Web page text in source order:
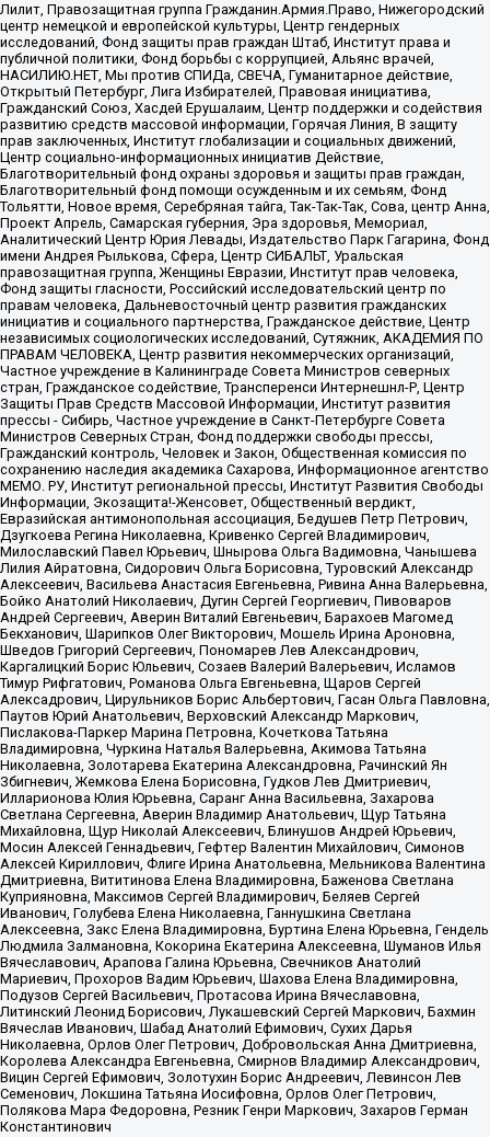
Лилит, Правозащитная группа Гражданин.Армия.Право, Нижегородский
центр немецкой и европейской культуры, Центр гендерных
исследований, Фонд защиты прав граждан Штаб, Институт права и
публичной политики, Фонд борьбы с коррупцией, Альянс врачей,
НАСИЛИЮ.НЕТ, Мы против СПИДа, СВЕЧА, Гуманитарное действие,
Открытый Петербург, Лига Избирателей, Правовая инициатива,
Гражданский Союз, Хасдей Ерушалаим, Центр поддержки и содействия
развитию средств массовой информации, Горячая Линия, В защиту
прав заключенных, Институт глобализации и социальных движений,
Центр социально-информационных инициатив Действие,
Благотворительный фонд охраны здоровья и защиты прав граждан,
Благотворительный фонд помощи осужденным и их семьям, Фонд
Тольятти, Новое время, Серебряная тайга, Так-Так-Так, Сова, центр Анна,
Проект Апрель, Самарская губерния, Эра здоровья, Мемориал,
Аналитический Центр Юрия Левады, Издательство Парк Гагарина, Фонд
имени Андрея Рылькова, Сфера, Центр СИБАЛЬТ, Уральская
правозащитная группа, Женщины Евразии, Институт прав человека,
Фонд защиты гласности, Российский исследовательский центр по
правам человека, Дальневосточный центр развития гражданских
инициатив и социального партнерства, Гражданское действие, Центр
независимых социологических исследований, Сутяжник, АКАДЕМИЯ ПО
ПРАВАМ ЧЕЛОВЕКА, Центр развития некоммерческих организаций,
Частное учреждение в Калининграде Совета Министров северных
стран, Гражданское содействие, Трансперенси Интернешнл-Р, Центр
Защиты Прав Средств Массовой Информации, Институт развития
прессы - Сибирь, Частное учреждение в Санкт-Петербурге Совета
Министров Северных Стран, Фонд поддержки свободы прессы,
Гражданский контроль, Человек и Закон, Общественная комиссия по
сохранению наследия академика Сахарова, Информационное агентство
МЕМО. РУ, Институт региональной прессы, Институт Развития Свободы
Информации, Экозащита!-Женсовет, Общественный вердикт,
Евразийская антимонопольная ассоциация, Бедушев Петр Петрович,
Дзугкоева Регина Николаевна, Кривенко Сергей Владимирович,
Милославский Павел Юрьевич, Шнырова Ольга Вадимовна, Чанышева
Лилия Айратовна, Сидорович Ольга Борисовна, Туровский Александр
Алексеевич, Васильева Анастасия Евгеньевна, Ривина Анна Валерьевна,
Бойко Анатолий Николаевич, Дугин Сергей Георгиевич, Пивоваров
Андрей Сергеевич, Аверин Виталий Евгеньевич, Барахоев Магомед
Бекханович, Шарипков Олег Викторович, Мошель Ирина Ароновна,
Шведов Григорий Сергеевич, Пономарев Лев Александрович,
Каргалицкий Борис Юльевич, Созаев Валерий Валерьевич, Исламов
Тимур Рифгатович, Романова Ольга Евгеньевна, Щаров Сергей
Алексадрович, Цирульников Борис Альбертович, Гасан Ольга Павловна,
Паутов Юрий Анатольевич, Верховский Александр Маркович,
Пислакова-Паркер Марина Петровна, Кочеткова Татьяна
Владимировна, Чуркина Наталья Валерьевна, Акимова Татьяна
Николаевна, Золотарева Екатерина Александровна, Рачинский Ян
Збигневич, Жемкова Елена Борисовна, Гудков Лев Дмитриевич,
Илларионова Юлия Юрьевна, Саранг Анна Васильевна, Захарова
Светлана Сергеевна, Аверин Владимир Анатольевич, Щур Татьяна
Михайловна, Щур Николай Алексеевич, Блинушов Андрей Юрьевич,
Мосин Алексей Геннадьевич, Гефтер Валентин Михайлович, Симонов
Алексей Кириллович, Флиге Ирина Анатольевна, Мельникова Валентина
Дмитриевна, Вититинова Елена Владимировна, Баженова Светлана
Куприяновна, Максимов Сергей Владимирович, Беляев Сергей
Иванович, Голубева Елена Николаевна, Ганнушкина Светлана
Алексеевна, Закс Елена Владимировна, Буртина Елена Юрьевна, Гендель
Людмила Залмановна, Кокорина Екатерина Алексеевна, Шуманов Илья
Вячеславович, Арапова Галина Юрьевна, Свечников Анатолий
Мариевич, Прохоров Вадим Юрьевич, Шахова Елена Владимировна,
Подузов Сергей Васильевич, Протасова Ирина Вячеславовна,
Литинский Леонид Борисович, Лукашевский Сергей Маркович, Бахмин
Вячеслав Иванович, Шабад Анатолий Ефимович, Сухих Дарья
Николаевна, Орлов Олег Петрович, Добровольская Анна Дмитриевна,
Королева Александра Евгеньевна, Смирнов Владимир Александрович,
Вицин Сергей Ефимович, Золотухин Борис Андреевич, Левинсон Лев
Семенович, Локшина Татьяна Иосифовна, Орлов Олег Петрович,
Полякова Мара Федоровна, Резник Генри Маркович, Захаров Герман
Константинович